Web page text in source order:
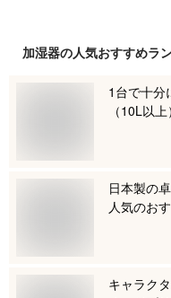
加湿器の人気おすすめラ
1台で十分
（10L以
日本製の
人気のお
キャラク